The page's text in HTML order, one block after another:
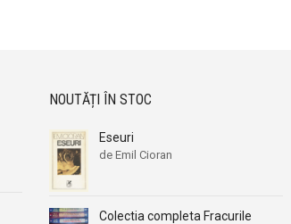
NOUTĂȚI ÎN STOC
Eseuri
de Emil Cioran
Colectia completa Fracurile